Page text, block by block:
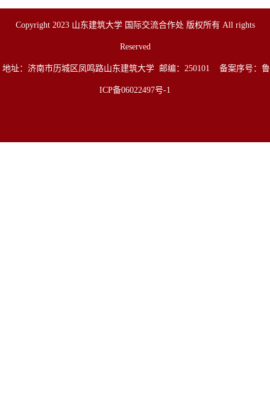
Copyright 2023 山东建筑大学 国际交流合作处 版权所有 All rights
Reserved
地址：济南市历城区凤鸣路山东建筑大学 邮编：250101 备案序号： 鲁
ICP备06022497号-1